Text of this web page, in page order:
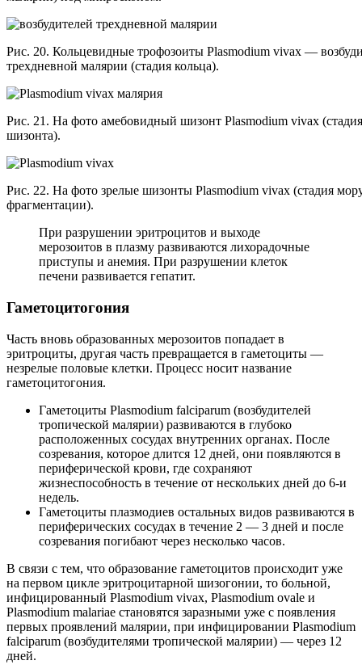
Рис. 20. Кольцевидные трофозоиты Plasmodium vivax —
трехдневной малярии (стадия кольца).
Рис. 21. На фото амебовидный шизонт Plasmodium vivax
шизонта).
Рис. 22. На фото зрелые шизонты Plasmodium vivax (стадия
фрагментации).
При разрушении эритроцитов и выходе
мерозоитов в плазму развиваются лихорадочные
приступы и анемия. При разрушении клеток
печени развивается гепатит.
Гаметоцитогония
Часть вновь образованных мерозоитов попадает в
эритроциты, другая часть превращается в гаметоциты —
незрелые половые клетки. Процесс носит название
гаметоцитогония.
Гаметоциты Plasmodium falciparum (возбудителей
тропической малярии) развиваются в глубоко
расположенных сосудах внутренних органах. После
созревания, которое длится 12 дней, они появляются в
периферической крови, где сохраняют
жизнеспособность в течение от нескольких дней до 6-и
недель.
Гаметоциты плазмодиев остальных видов развиваются в
периферических сосудах в течение 2 — 3 дней и после
созревания погибают через несколько часов.
В связи с тем, что образование гаметоцитов происходит уже
на первом цикле эритроцитарной шизогонии, то больной,
инфицированный Plasmodium vivax, Plasmodium ovale и
Plasmodium malariaе становятся заразными уже с появления
первых проявлений малярии, при инфицировании Plasmodium
falciparum (возбудителями тропической малярии) — через 12
дней.